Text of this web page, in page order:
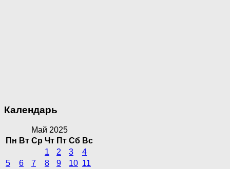
Календарь
Май 2025
Пн Вт Ср Чт Пт Сб Вс
1
2 3
4
5
6 7 8 9 10 11